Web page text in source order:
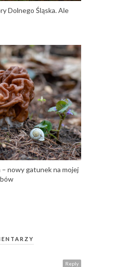
Dolnego Śląska. Ale
nowy gatunek na mojej
Reply